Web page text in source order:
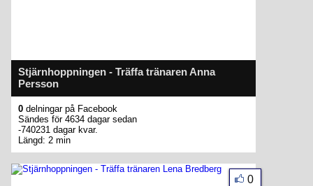
Stjärnhoppningen - Träffa tränaren Anna
Persson
0 delningar på Facebook
Sändes för 4634 dagar sedan
-740231 dagar kvar.
Längd: 2 min
0